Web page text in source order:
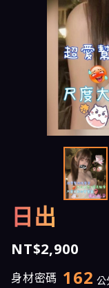
日出
NT$2,900
身材密碼 162 公